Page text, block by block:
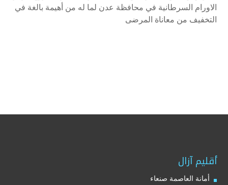
الاورام السرطانية في محافظة عدن لما له من أهيمة بالغة في
التخفيف من معاناة المرضى
أقليم آزال
أمانة العاصمة صنعاء